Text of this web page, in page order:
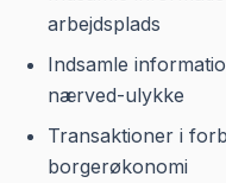
arbejdsplads
Indsamle
nærved-ulykke
Transaktioner i
borgerøkonomi